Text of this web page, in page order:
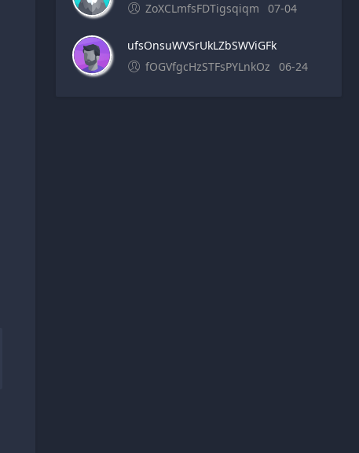
ZoXCLmfsFDTigsqiqm
07-04
ufsOnsuWVSrUkLZbSWViGFk
fOGVfgcHzSTFsPYLnkOz
06-24